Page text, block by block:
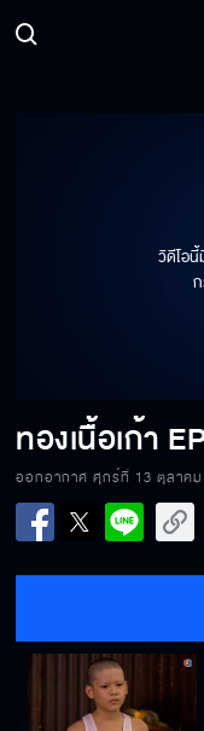
วิดีโอ
ทองเนื้อเก้า
ออกอากาศ ศุกร์ที่ 13 ตุลาคม